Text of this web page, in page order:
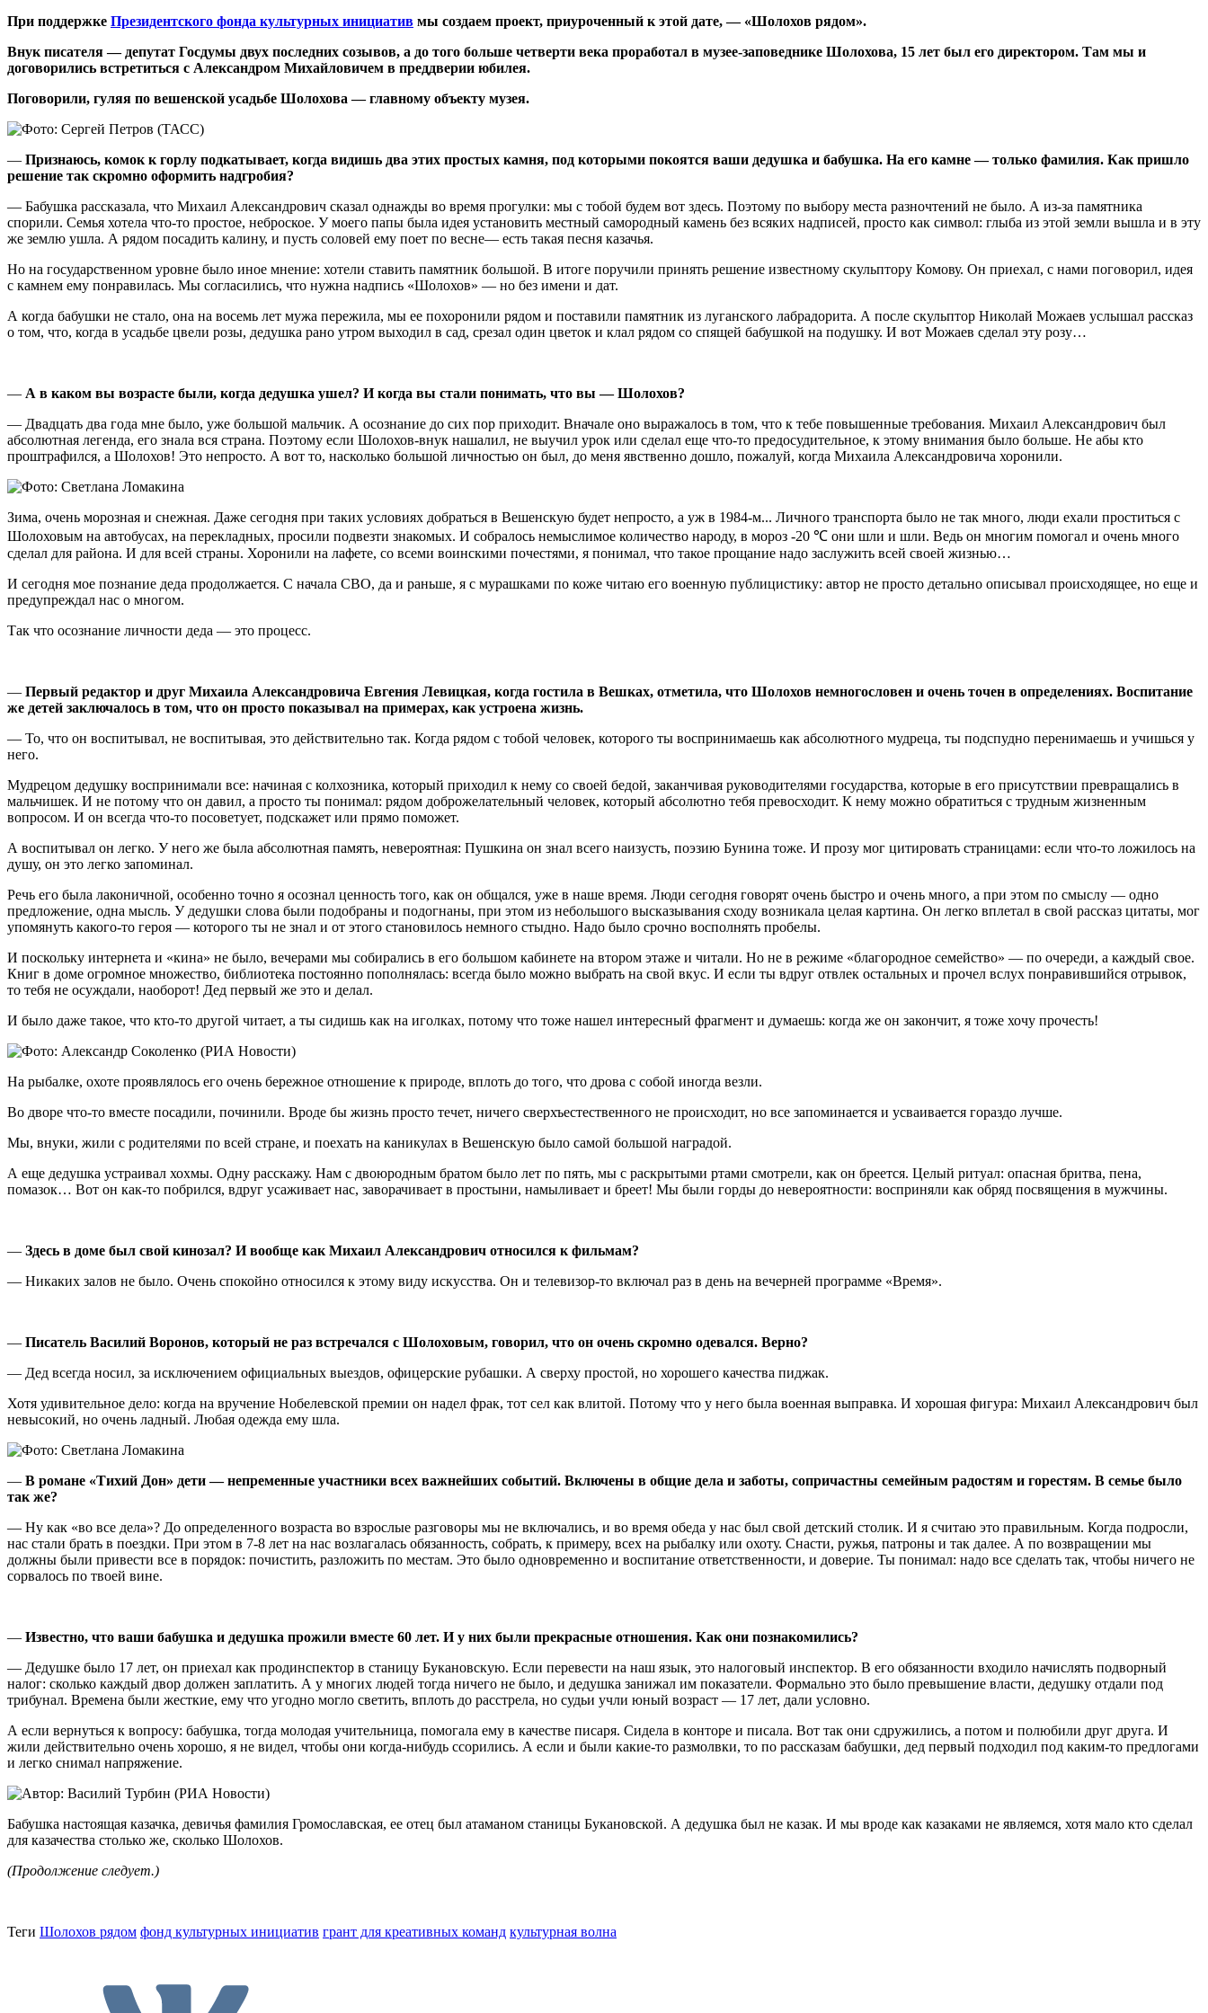
При поддержке Президентского фонда культурных инициатив мы создаем проект, приуроченный к этой дате, — «Шолохов рядом».
Внук писателя — депутат Госдумы двух последних созывов, а до того больше четверти века проработал в музее-заповеднике Шолохова, 15 лет был его директором. Там мы и
договорились встретиться с Александром Михайловичем в преддверии юбилея.
Поговорили, гуляя по вешенской усадьбе Шолохова — главному объекту музея.
— Признаюсь, комок к горлу подкатывает, когда видишь два этих простых камня, под которыми покоятся ваши дедушка и бабушка. На его камне — только фамилия. Как пришло
решение так скромно оформить надгробия?
— Бабушка рассказала, что Михаил Александрович сказал однажды во время прогулки: мы с тобой будем вот здесь. Поэтому по выбору места разночтений не было. А из-за памятника
спорили. Семья хотела что-то простое, неброское. У моего папы была идея установить местный самородный камень без всяких надписей, просто как символ: глыба из этой земли вышла и в эту
же землю ушла. А рядом посадить калину, и пусть соловей ему поет по весне— есть такая песня казачья.
Но на государственном уровне было иное мнение: хотели ставить памятник большой. В итоге поручили принять решение известному скульптору Комову. Он приехал, с нами поговорил, идея
с камнем ему понравилась. Мы согласились, что нужна надпись «Шолохов» — но без имени и дат.
А когда бабушки не стало, она на восемь лет мужа пережила, мы ее похоронили рядом и поставили памятник из луганского лабрадорита. А после скульптор Николай Можаев услышал рассказ
о том, что, когда в усадьбе цвели розы, дедушка рано утром выходил в сад, срезал один цветок и клал рядом со спящей бабушкой на подушку. И вот Можаев сделал эту розу…
— А в каком вы возрасте были, когда дедушка ушел? И когда вы стали понимать, что вы — Шолохов?
— Двадцать два года мне было, уже большой мальчик. А осознание до сих пор приходит. Вначале оно выражалось в том, что к тебе повышенные требования. Михаил Александрович был
абсолютная легенда, его знала вся страна. Поэтому если Шолохов-внук нашалил, не выучил урок или сделал еще что-то предосудительное, к этому внимания было больше. Не абы кто
проштрафился, а Шолохов! Это непросто. А вот то, насколько большой личностью он был, до меня явственно дошло, пожалуй, когда Михаила Александровича хоронили.
Зима, очень морозная и снежная. Даже сегодня при таких условиях добраться в Вешенскую будет непросто, а уж в 1984-м... Личного транспорта было не так много, люди ехали проститься с
Шолоховым на автобусах, на перекладных, просили подвезти знакомых. И собралось немыслимое количество народу, в мороз -20 ℃ они шли и шли. Ведь он многим помогал и очень много
сделал для района. И для всей страны. Хоронили на лафете, со всеми воинскими почестями, я понимал, что такое прощание надо заслужить всей своей жизнью…
И сегодня мое познание деда продолжается. С начала СВО, да и раньше, я с мурашками по коже читаю его военную публицистику: автор не просто детально описывал происходящее, но еще и
предупреждал нас о многом.
Так что осознание личности деда — это процесс.
— Первый редактор и друг Михаила Александровича Евгения Левицкая, когда гостила в Вешках, отметила, что Шолохов немногословен и очень точен в определениях. Воспитание
же детей заключалось в том, что он просто показывал на примерах, как устроена жизнь.
— То, что он воспитывал, не воспитывая, это действительно так. Когда рядом с тобой человек, которого ты воспринимаешь как абсолютного мудреца, ты подспудно перенимаешь и учишься у
него.
Мудрецом дедушку воспринимали все: начиная с колхозника, который приходил к нему со своей бедой, заканчивая руководителями государства, которые в его присутствии превращались в
мальчишек. И не потому что он давил, а просто ты понимал: рядом доброжелательный человек, который абсолютно тебя превосходит. К нему можно обратиться с трудным жизненным
вопросом. И он всегда что-то посоветует, подскажет или прямо поможет.
А воспитывал он легко. У него же была абсолютная память, невероятная: Пушкина он знал всего наизусть, поэзию Бунина тоже. И прозу мог цитировать страницами: если что-то ложилось на
душу, он это легко запоминал.
Речь его была лаконичной, особенно точно я осознал ценность того, как он общался, уже в наше время. Люди сегодня говорят очень быстро и очень много, а при этом по смыслу — одно
предложение, одна мысль. У дедушки слова были подобраны и подогнаны, при этом из небольшого высказывания сходу возникала целая картина. Он легко вплетал в свой рассказ цитаты, мог
упомянуть какого-то героя — которого ты не знал и от этого становилось немного стыдно. Надо было срочно восполнять пробелы.
И поскольку интернета и «кина» не было, вечерами мы собирались в его большом кабинете на втором этаже и читали. Но не в режиме «благородное семейство» — по очереди, а каждый свое.
Книг в доме огромное множество, библиотека постоянно пополнялась: всегда было можно выбрать на свой вкус. И если ты вдруг отвлек остальных и прочел вслух понравившийся отрывок,
то тебя не осуждали, наоборот! Дед первый же это и делал.
И было даже такое, что кто-то другой читает, а ты сидишь как на иголках, потому что тоже нашел интересный фрагмент и думаешь: когда же он закончит, я тоже хочу прочесть!
На рыбалке, охоте проявлялось его очень бережное отношение к природе, вплоть до того, что дрова с собой иногда везли.
Во дворе что-то вместе посадили, починили. Вроде бы жизнь просто течет, ничего сверхъестественного не происходит, но все запоминается и усваивается гораздо лучше.
Мы, внуки, жили с родителями по всей стране, и поехать на каникулах в Вешенскую было самой большой наградой.
А еще дедушка устраивал хохмы. Одну расскажу. Нам с двоюродным братом было лет по пять, мы с раскрытыми ртами смотрели, как он бреется. Целый ритуал: опасная бритва, пена,
помазок… Вот он как-то побрился, вдруг усаживает нас, заворачивает в простыни, намыливает и бреет! Мы были горды до невероятности: восприняли как обряд посвящения в мужчины.
— Здесь в доме был свой кинозал? И вообще как Михаил Александрович относился к фильмам?
— Никаких залов не было. Очень спокойно относился к этому виду искусства. Он и телевизор-то включал раз в день на вечерней программе «Время».
— Писатель Василий Воронов, который не раз встречался с Шолоховым, говорил, что он очень скромно одевался. Верно?
— Дед всегда носил, за исключением официальных выездов, офицерские рубашки. А сверху простой, но хорошего качества пиджак.
Хотя удивительное дело: когда на вручение Нобелевской премии он надел фрак, тот сел как влитой. Потому что у него была военная выправка. И хорошая фигура: Михаил Александрович был
невысокий, но очень ладный. Любая одежда ему шла.
— В романе «Тихий Дон» дети — непременные участники всех важнейших событий. Включены в общие дела и заботы, сопричастны семейным радостям и горестям. В семье было
так же?
— Ну как «во все дела»? До определенного возраста во взрослые разговоры мы не включались, и во время обеда у нас был свой детский столик. И я считаю это правильным. Когда подросли,
нас стали брать в поездки. При этом в 7-8 лет на нас возлагалась обязанность, собрать, к примеру, всех на рыбалку или охоту. Снасти, ружья, патроны и так далее. А по возвращении мы
должны были привести все в порядок: почистить, разложить по местам. Это было одновременно и воспитание ответственности, и доверие. Ты понимал: надо все сделать так, чтобы ничего не
сорвалось по твоей вине.
— Известно, что ваши бабушка и дедушка прожили вместе 60 лет. И у них были прекрасные отношения. Как они познакомились?
— Дедушке было 17 лет, он приехал как продинспектор в станицу Букановскую. Если перевести на наш язык, это налоговый инспектор. В его обязанности входило начислять подворный
налог: сколько каждый двор должен заплатить. А у многих людей тогда ничего не было, и дедушка занижал им показатели. Формально это было превышение власти, дедушку отдали под
трибунал. Времена были жесткие, ему что угодно могло светить, вплоть до расстрела, но судьи учли юный возраст — 17 лет, дали условно.
А если вернуться к вопросу: бабушка, тогда молодая учительница, помогала ему в качестве писаря. Сидела в конторе и писала. Вот так они сдружились, а потом и полюбили друг друга. И
жили действительно очень хорошо, я не видел, чтобы они когда-нибудь ссорились. А если и были какие-то размолвки, то по рассказам бабушки, дед первый подходил под каким-то предлогами
и легко снимал напряжение.
Бабушка настоящая казачка, девичья фамилия Громославская, ее отец был атаманом станицы Букановской. А дедушка был не казак. И мы вроде как казаками не являемся, хотя мало кто сделал
для казачества столько же, сколько Шолохов.
(Продолжение следует.)
Теги Шолохов рядом фонд культурных инициатив грант для креативных команд культурная волна